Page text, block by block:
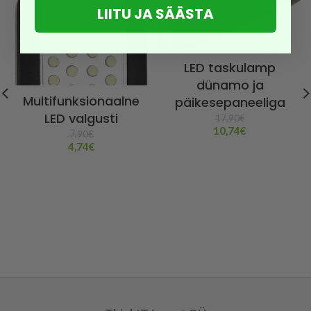
Multifunksionaalne
LED valgusti
7,90€
4,74€
LED taskulamp
dünamo ja
päikesepaneeliga
17,90€
10,74€
LIITU JA SÄÄSTA